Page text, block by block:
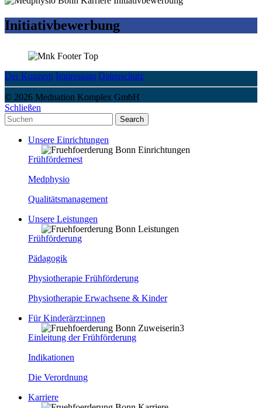
Initiativbewerbung
Der Konzern Impressum Datenschutz
© 2026 Mednation Komplex GmbH
Schließen
Search
Unsere Einrichtungen
Frühfördernest
Medphysio
Qualitätsmanagement
Unsere Leistungen
Frühförderung
Pädagogik
Physiotherapie Frühförderung
Physiotherapie Erwachsene & Kinder
Für Kinderärzt:innen
Einleitung der Frühförderung
Indikationen
Die Verordnung
Karriere